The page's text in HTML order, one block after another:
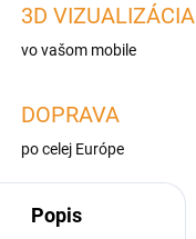
3D VIZUALIZÁCIA
vo vašom mobile
DOPRAVA
po celej Európe
Popis